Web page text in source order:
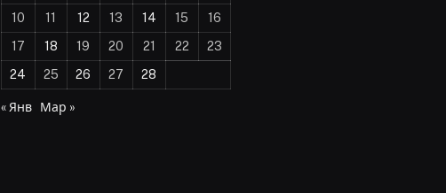
10
11 12 13 14 15
16
17
18 19 20 21 22
23
24
25 26 27 28
« Янв Мар »